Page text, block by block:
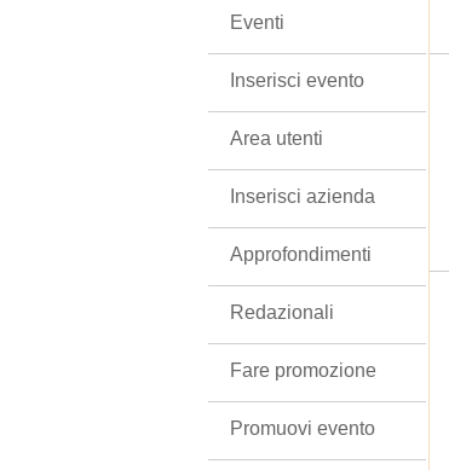
Eventi
Inserisci evento
Area utenti
Inserisci azienda
Approfondimenti
Redazionali
Fare promozione
Promuovi evento